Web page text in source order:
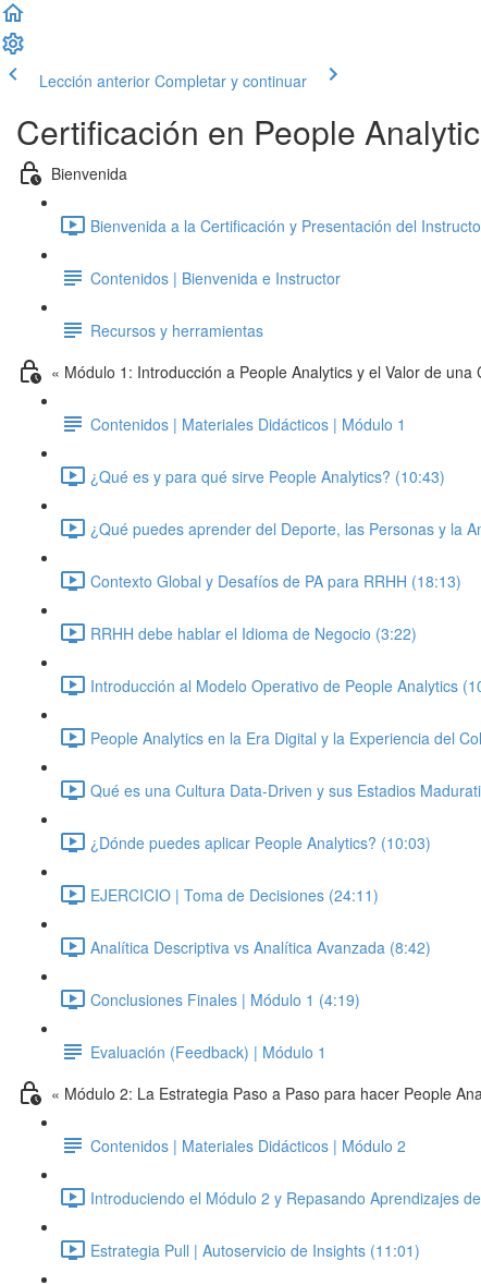
Lección anterior Completar y continuar
Certificación en People
Bienvenida
Bienvenida a la Certificación y Presentación del
Contenidos | Bienvenida e Instructor
Recursos y herramientas
« Módulo 1: Introducción a People Analytics y el Valor de una
Contenidos | Materiales Didácticos | Módulo 1
¿Qué es y para qué sirve People Analytics? (10:43)
¿Qué puedes aprender del Deporte, las Personas y la
Contexto Global y Desafíos de PA para RRHH (18:13)
RRHH debe hablar el Idioma de Negocio (3:22)
Introducción al Modelo Operativo de People Analytics
People Analytics en la Era Digital y la Experiencia del
Qué es una Cultura Data-Driven y sus Estadios
¿Dónde puedes aplicar People Analytics? (10:03)
EJERCICIO | Toma de Decisiones (24:11)
Analítica Descriptiva vs Analítica Avanzada (8:42)
Conclusiones Finales | Módulo 1 (4:19)
Evaluación (Feedback) | Módulo 1
« Módulo 2: La Estrategia Paso a Paso para hacer People
Contenidos | Materiales Didácticos | Módulo 2
Introduciendo el Módulo 2 y Repasando Aprendizajes
Estrategia Pull | Autoservicio de Insights (11:01)